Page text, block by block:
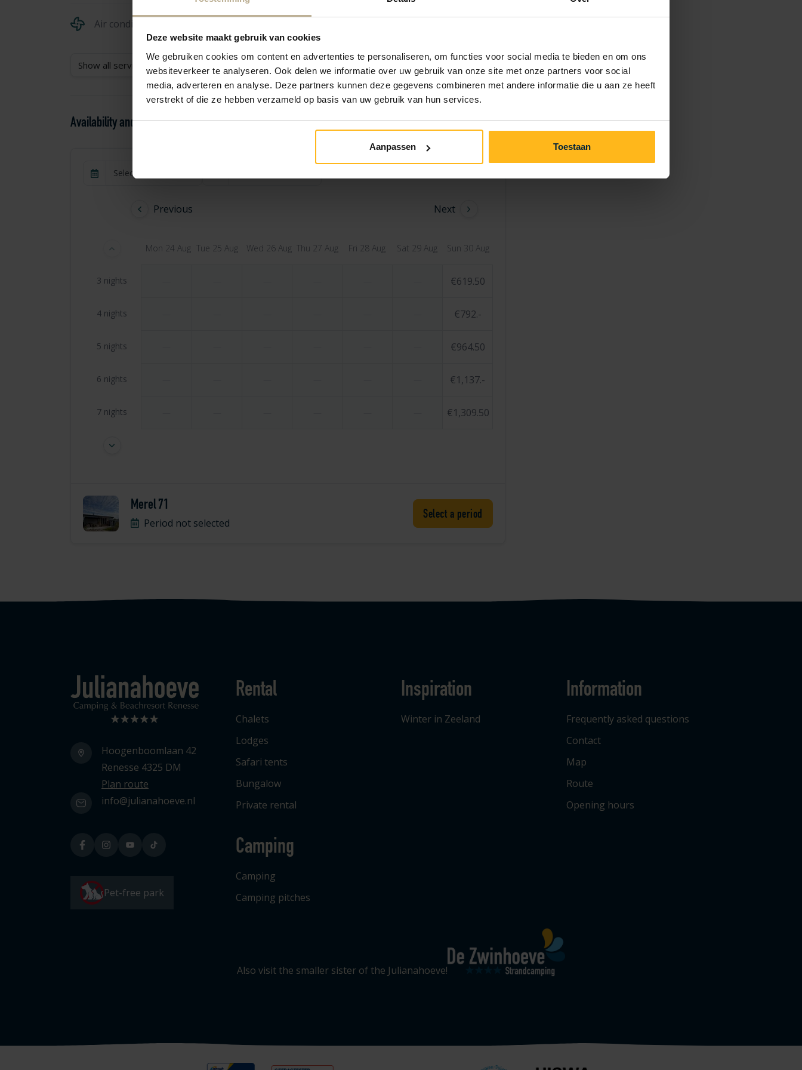
Deze website maakt gebruik van cookies
We gebruiken cookies om content en advertenties te personaliseren, om functies voor social media te bieden en om ons
websiteverkeer te analyseren. Ook delen we informatie over uw gebruik van onze site met onze partners voor social
media, adverteren en analyse. Deze partners kunnen deze gegevens combineren met andere informatie die u aan ze heeft
verstrekt of die ze hebben verzameld op basis van uw gebruik van hun services.
Aanpassen Toestaan
Air conditioning
Show all services
Availability and pricing
Select period
Previous Next
Mon 24 Aug Tue 25 Aug Wed 26 Aug Thu 27 Aug Fri 28 Aug Sat 29 Aug Sun 30 Aug
3 nights €619.50
4 nights €792.-
5 nights €964.50
6 nights €1,137.-
7 nights €1,309.50
Merel 71
Period not selected
Select a period
Logo Julianahoeve
Hoogenboomlaan 42
Renesse 4325 DM
Plan route
info@julianahoeve.nl
Pet-free park
Rental
Chalets
Lodges
Safari tents
Bungalow
Private rental
Camping
Camping
Camping pitches
Inspiration
Winter in Zeeland
Information
Frequently asked questions
Contact
Map
Route
Opening hours
Also visit the smaller sister of the Julianahoeve!